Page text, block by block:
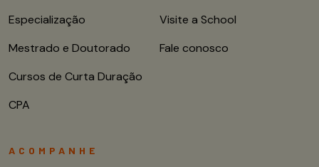
Especialização
Mestrado e Doutorado
Cursos de Curta Duração
CPA
Visite a School
Fale conosco
ACOMPANHE